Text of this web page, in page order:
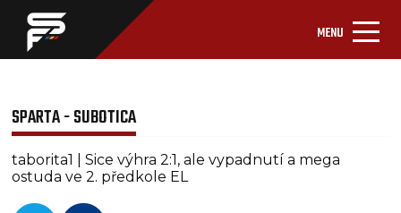
MENU
SPARTA - SUBOTICA
taborita1 | Sice výhra 2:1, ale vypadnutí a mega
ostuda ve 2. předkole EL